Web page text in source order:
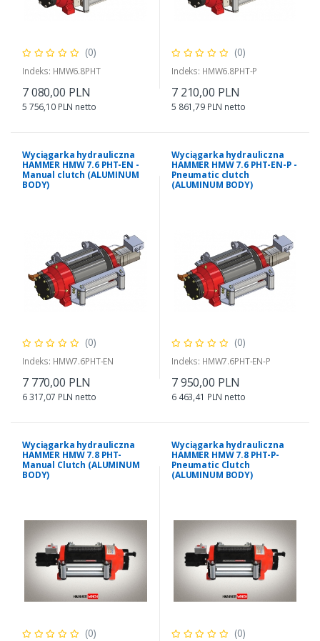
(0)
Indeks: HMW6.8PHT
7 080,00 PLN
5 756,10 PLN netto
(0)
Indeks: HMW6.8PHT-P
7 210,00 PLN
5 861,79 PLN netto
Wyciągarka hydrauliczna
HAMMER HMW 7.6 PHT-EN -
Manual clutch (ALUMINUM
BODY)
(0)
Indeks: HMW7.6PHT-EN
7 770,00 PLN
6 317,07 PLN netto
Wyciągarka hydrauliczna
HAMMER HMW 7.6 PHT-EN-P -
Pneumatic clutch
(ALUMINUM BODY)
(0)
Indeks: HMW7.6PHT-EN-P
7 950,00 PLN
6 463,41 PLN netto
Wyciągarka hydrauliczna
HAMMER HMW 7.8 PHT-
Manual Clutch (ALUMINUM
BODY)
(0)
Wyciągarka hydrauliczna
HAMMER HMW 7.8 PHT-P-
Pneumatic Clutch
(ALUMINUM BODY)
(0)